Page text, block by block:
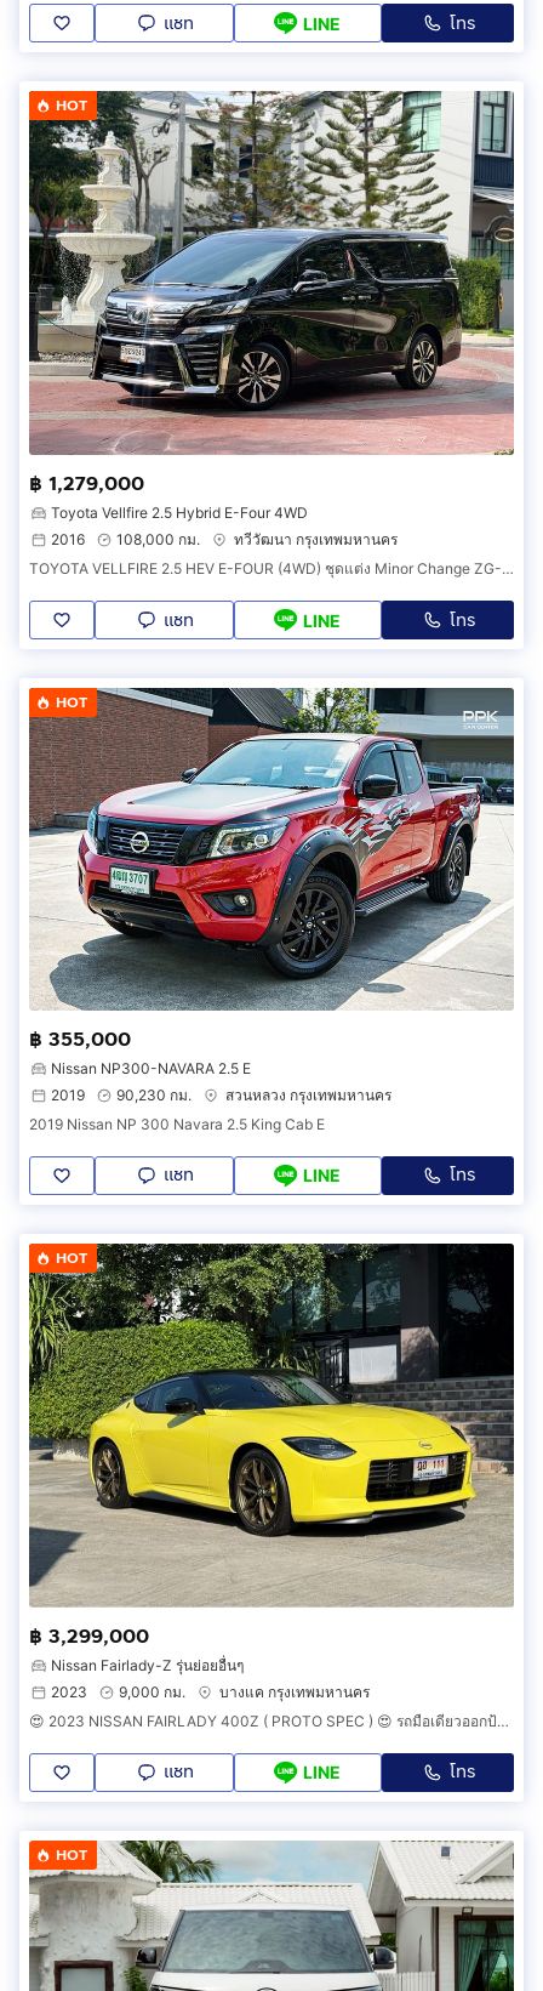
แชท LINE โทร
HOT
฿ 1,279,000
Toyota Vellfire 2.5 Hybrid E-Four 4WD
2016
108,000 กม.
ทวีวัฒนา กรุงเทพมหานคร
TOYOTA VELLFIRE 2.5 HEV E-FOUR (4WD) ชุดแต่ง Minor Change ZG-Edition รอบคัน
แชท LINE โทร
HOT
฿ 355,000
Nissan NP300-NAVARA 2.5 E
2019
90,230 กม.
สวนหลวง กรุงเทพมหานคร
2019 Nissan NP 300 Navara 2.5 King Cab E
แชท LINE โทร
HOT
฿ 3,299,000
Nissan Fairlady-Z รุ่นย่อยอื่นๆ
2023
9,000 กม.
บางแค กรุงเทพมหานคร
😍 2023 NISSAN FAIRLADY 400Z ( PROTO SPEC ) 😍 รถมือเดียวออกป้ายแดง รถวิ่งน้อยเพียง 9,000 กม รถไม่เคยมีอุบัติเหตุครับ
แชท LINE โทร
HOT